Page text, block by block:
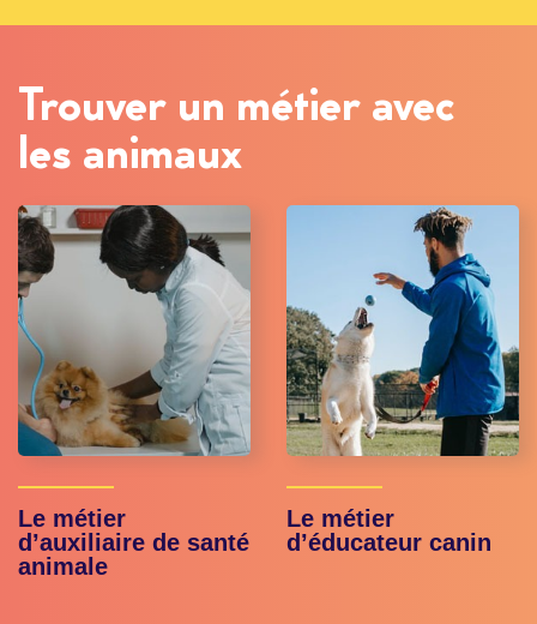
Trouver un métier avec
les animaux
Le métier
d’auxiliaire de santé
animale
Le métier
d’éducateur canin